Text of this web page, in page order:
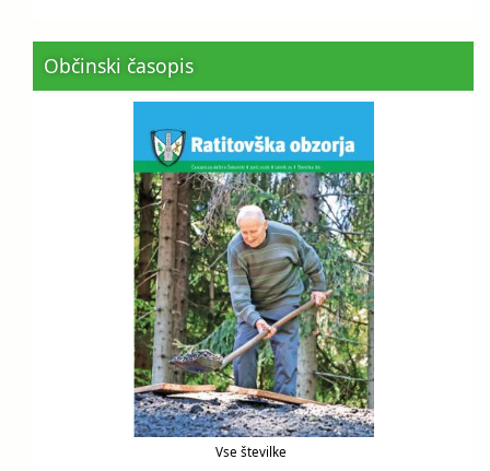
Občinski časopis
Vse številke